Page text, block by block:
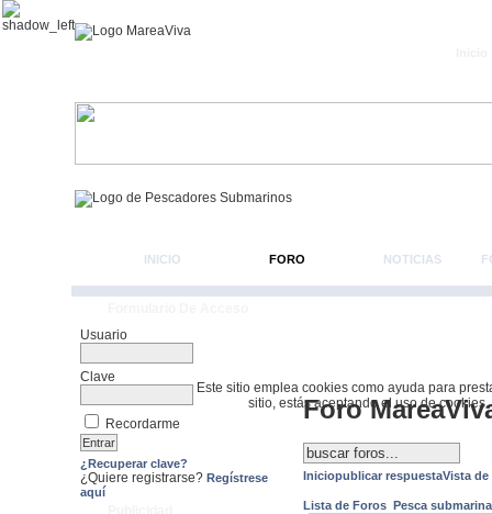
Este sitio emplea cookies como ayuda para
sitio, estás aceptando el uso de cookies.
INICIO FORO NOTICIAS
Usuario
Clave
Recordarme
¿Recuperar clave?
¿Quiere registrarse? Regístrese
aquí
Foro
Iniciopublicar respuestaVista de
Lista de Foros Pesca